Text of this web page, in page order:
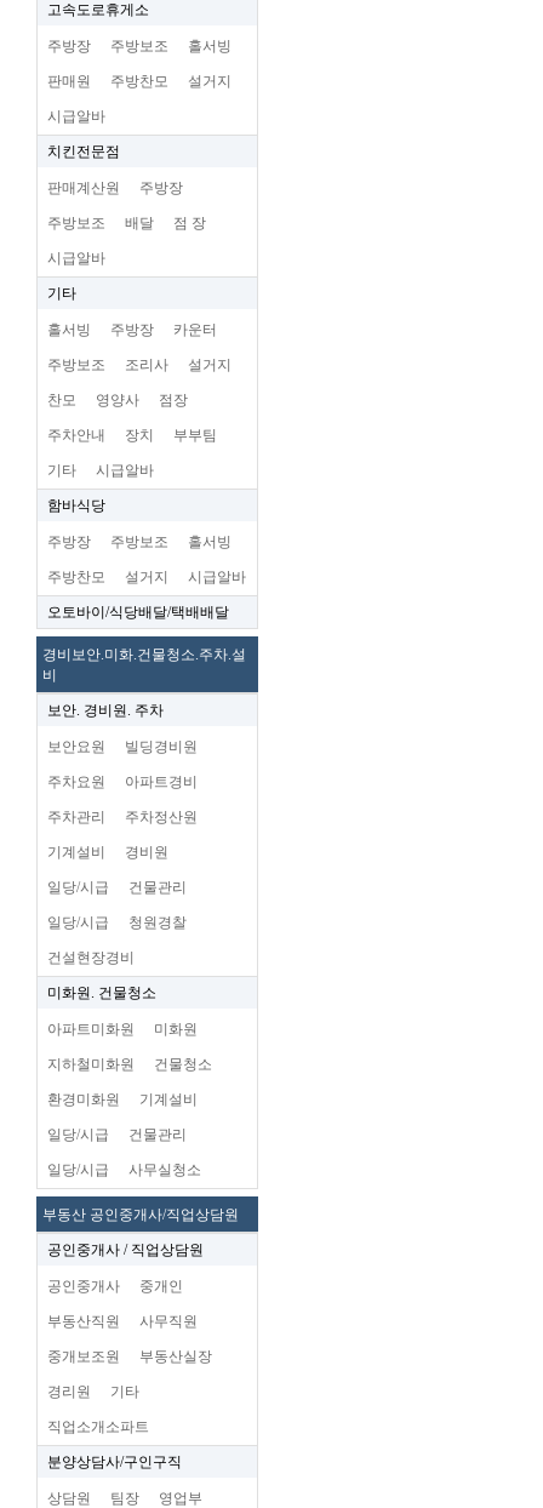
고속도로휴게소
주방장 주방보조 홀서빙
판매원 주방찬모 설거지
시급알바
치킨전문점
판매계산원 주방장
주방보조 배달 점 장
시급알바
기타
홀서빙 주방장 카운터
주방보조 조리사 설거지
찬모 영양사 점장
주차안내 장치 부부팀
기타 시급알바
함바식당
주방장 주방보조 홀서빙
주방찬모 설거지 시급알바
오토바이/식당배달/택배배달
경비보안.미화.건물청소.주차.설
비
보안. 경비원. 주차
보안요원 빌딩경비원
주차요원 아파트경비
주차관리 주차정산원
기계설비 경비원
일당/시급 건물관리
일당/시급 청원경찰
건설현장경비
미화원. 건물청소
아파트미화원 미화원
지하철미화원 건물청소
환경미화원 기계설비
일당/시급 건물관리
일당/시급 사무실청소
부동산 공인중개사/직업상담원
공인중개사 / 직업상담원
공인중개사 중개인
부동산직원 사무직원
중개보조원 부동산실장
경리원 기타
직업소개소파트
분양상담사/구인구직
상담원 팀장 영업부